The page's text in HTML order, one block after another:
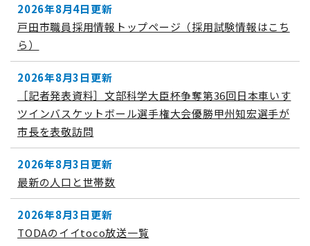
2026年8月4日更新
戸田市職員採用情報トップページ（採用試験情報はこち
ら）
2026年8月3日更新
［記者発表資料］文部科学大臣杯争奪第36回日本車いす
ツインバスケットボール選手権大会優勝甲州知宏選手が
市長を表敬訪問
2026年8月3日更新
最新の人口と世帯数
2026年8月3日更新
TODAのイイtoco放送一覧